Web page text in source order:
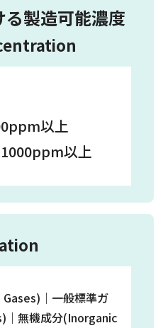
製造可能濃度
以上
以上
｜一般標準ガ
｜無機成分(Inorganic